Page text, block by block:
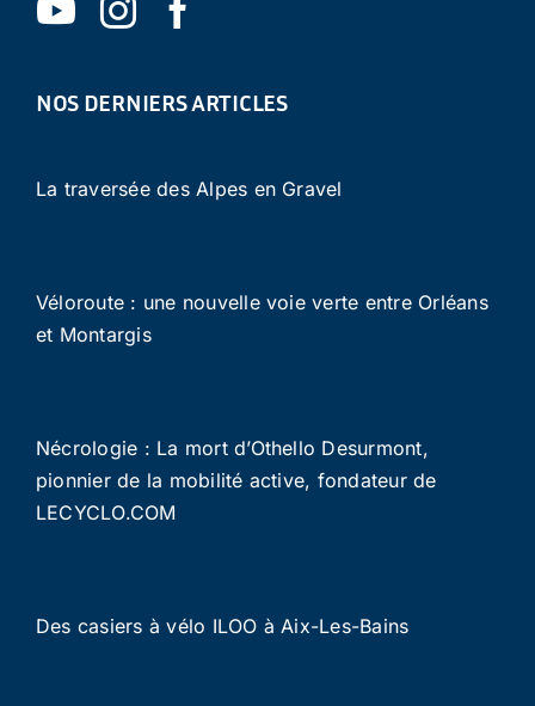
NOS DERNIERS ARTICLES
La traversée des Alpes en Gravel
Véloroute : une nouvelle voie verte entre Orléans
et Montargis
Nécrologie : La mort d’Othello Desurmont,
pionnier de la mobilité active, fondateur de
LECYCLO.COM
Des casiers à vélo ILOO à Aix-Les-Bains